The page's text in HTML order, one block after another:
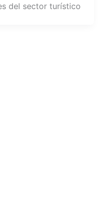
del sector turístico